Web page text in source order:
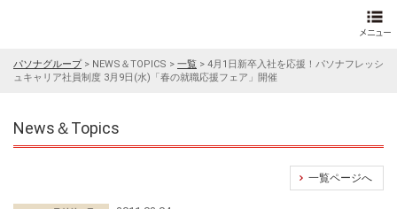
パソナグループ> NEWS＆TOPICS > 一覧 > 4月1日新卒入社を応援！パソナフレッシ
ュキャリア社員制度 3月9日(水)「春の就職応援フェア」開催
News＆Topics
一覧ページへ